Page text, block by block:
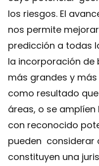
los riesgos. El
nos permite
predicción a todas
la incorporación
más grandes y
como resultado
áreas, o se
con reconocido
pueden considerar
constituyen una